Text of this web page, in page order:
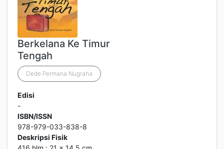
Berkelana Ke Timur
Tengah
Dede Permana Nugraha
Edisi
-
ISBN/ISSN
978-979-033-838-8
Deskripsi Fisik